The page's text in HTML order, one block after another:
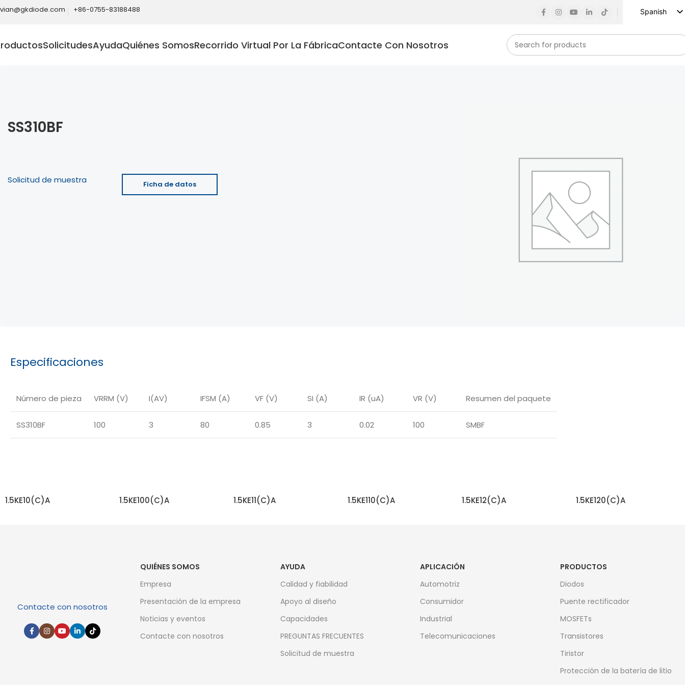
+86-0755-83188488
Spanish
SolicitudesAyudaQuiénes SomosRecorrido Virtual Por La FábricaContacte Con Nosotros
SS310BF
Solicitud de muestra Ficha de datos
Especificaciones
Número de pieza VRRM (V) I(AV) IFSM (A) VF (V) SI (A) IR (uA) VR (V) Resumen del paquete
SS310BF 100 3 80 0.85 3 0.02 100 SMBF
1.5KE10(C)A 1.5KE100(C)A 1.5KE11(C)A 1.5KE110(C)A 1.5KE12(C)A 1.5KE120(C)A
Contacte con nosotros
QUIÉNES SOMOS
Empresa
Presentación de la empresa
Noticias y eventos
Contacte con nosotros
AYUDA
Calidad y fiabilidad
Apoyo al diseño
Capacidades
PREGUNTAS FRECUENTES
Solicitud de muestra
APLICACIÓN
Automotriz
Consumidor
Industrial
Telecomunicaciones
PRODUCTOS
Diodos
Puente rectificador
MOSFETs
Transistores
Tiristor
Protección de la batería de litio